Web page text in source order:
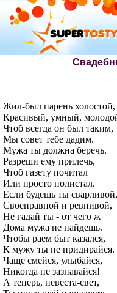
Жил-был парень холостой,
Красивый, умный,
Чтоб всегда он был таким,
Мы совет тебе дадим.
Мужа ты должна беречь.
Разреши ему прилечь,
Чтоб газету почитал
Или просто полистал.
Если будешь ты сварливой,
Своенравной и ревнивой,
Не гадай ты - от чего ж
Дома мужа не найдешь.
Чтобы раем быт казался,
К мужу ты не придирайся.
Чаще смейся, улыбайся,
Никогда не зазнавайся!
А теперь, невеста-свет,